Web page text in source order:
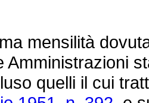
mensilità
Amministrazioni
quelli il cui